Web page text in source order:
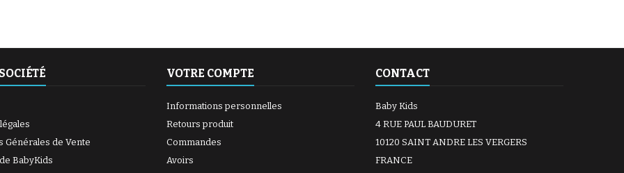
Générales de Vente
BabyKids
VOTRE COMPTE
Informations personnelles
Retours produit
Commandes
Avoirs
CONTACT
Baby Kids
4 RUE PAUL BAUDURET
10120 SAINT ANDRE LES VERGERS
FRANCE